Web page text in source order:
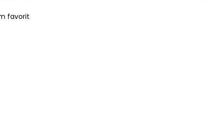
favorit